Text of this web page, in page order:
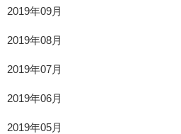
2019年09月
2019年08月
2019年07月
2019年06月
2019年05月